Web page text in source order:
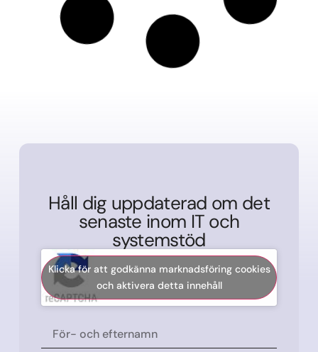
Håll dig uppdaterad om det
senaste inom IT och
systemstöd
Klicka för att godkänna marknadsföring cookies
och aktivera detta innehåll